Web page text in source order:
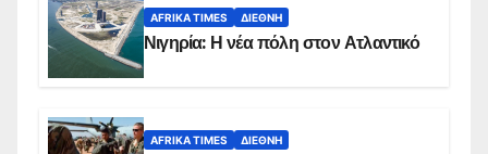
AFRIKA TIMES ΔΙΕΘΝΉ
Νιγηρία: Η νέα πόλη στον Ατλαντικό
AFRIKA TIMES ΔΙΕΘΝΉ